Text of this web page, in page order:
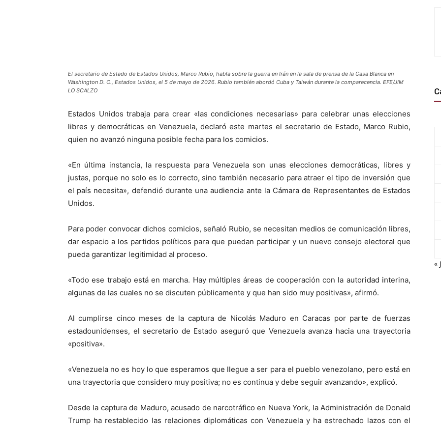
El secretario de Estado de Estados Unidos, Marco Rubio, habla sobre la guerra en Irán en la sala de prensa de la Casa Blanca en
Washington D. C., Estados Unidos, el 5 de mayo de 2026. Rubio también abordó Cuba y Taiwán durante la comparecencia. EFE/JIM
LO SCALZO
Estados Unidos trabaja para crear «las condiciones necesarias» para celebrar unas elecciones
libres y democráticas en Venezuela, declaró este martes el secretario de Estado, Marco Rubio,
quien no avanzó ninguna posible fecha para los comicios.
«En última instancia, la respuesta para Venezuela son unas elecciones democráticas, libres y
justas, porque no solo es lo correcto, sino también necesario para atraer el tipo de inversión que
el país necesita», defendió durante una audiencia ante la Cámara de Representantes de Estados
Unidos.
Para poder convocar dichos comicios, señaló Rubio, se necesitan medios de comunicación libres,
dar espacio a los partidos políticos para que puedan participar y un nuevo consejo electoral que
pueda garantizar legitimidad al proceso.
«Todo ese trabajo está en marcha. Hay múltiples áreas de cooperación con la autoridad interina,
algunas de las cuales no se discuten públicamente y que han sido muy positivas», afirmó.
Al cumplirse cinco meses de la captura de Nicolás Maduro en Caracas por parte de fuerzas
estadounidenses, el secretario de Estado aseguró que Venezuela avanza hacia una trayectoria
«positiva».
«Venezuela no es hoy lo que esperamos que llegue a ser para el pueblo venezolano, pero está en
una trayectoria que considero muy positiva; no es continua y debe seguir avanzando», explicó.
Desde la captura de Maduro, acusado de narcotráfico en Nueva York, la Administración de Donald
Trump ha restablecido las relaciones diplomáticas con Venezuela y ha estrechado lazos con el
«